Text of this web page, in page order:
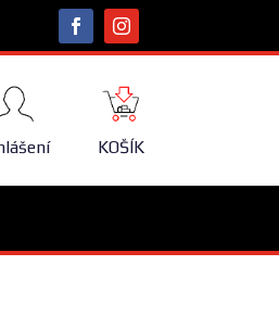
NÁKUPNÍ
KOŠÍK
KOŠÍK